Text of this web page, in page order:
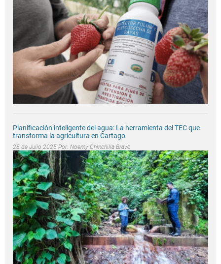
Planificación inteligente del agua: La herramienta del TEC que
transforma la agricultura en Cartago
28 de Julio 2025 Por: Noemy Chinchilla Bravo